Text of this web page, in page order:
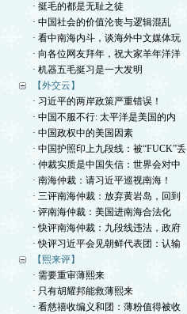
· 挺毛的都是无耻之徒
· 中国社会的价值沦丧与逻辑混乱
· 看中南海内斗，谈海外中文媒体玩
· 向各位网友拜年，祝大家羊年洋洋
· 机器五毛挺习是一大发明
【外交云】
· 习近平的两岸政策严重错误！
· 中国不服不行: 太平洋是美国的内
· 中国政权中的美国因素
· 中国护照印上九段线：被“FUCK”丢
· 仲裁实质是中国失信：世界会对中
· 南海仲裁：请习近平巡视南海！
· 三评南海仲裁：放弃黄岩岛，回到
· 评南海仲裁：美国进南海合法化
· 快评南海仲裁：九段线违法，政府
· 快评习近平会见朝鲜代表团：认输
【熙来评】
· 需要重审薄熙来
· 只有胡耀邦能救薄熙来
· 看慈禧收编义和团：薄粉值得被收